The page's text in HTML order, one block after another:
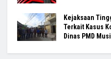
Kejaksaan
Terkait Kasus
Dinas PMD